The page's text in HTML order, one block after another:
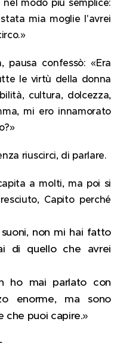
modo più semplice:
mia moglie l'avrei
pausa confessò: «Era
le virtù della donna
cultura, dolcezza,
mi ero innamorato
riuscirci, di parlare.
a molti, ma poi si
Capito perché
non mi hai fatto
di quello che avrei
ho mai parlato con
enorme, ma sono
puoi capire.»